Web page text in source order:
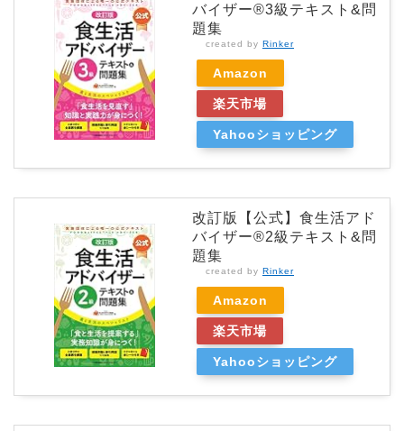
バイザー®3級テキスト&問
題集
created by Rinker
Amazon
楽天市場
Yahooショッピング
改訂版【公式】食生活アド
バイザー®2級テキスト&問
題集
created by Rinker
Amazon
楽天市場
Yahooショッピング